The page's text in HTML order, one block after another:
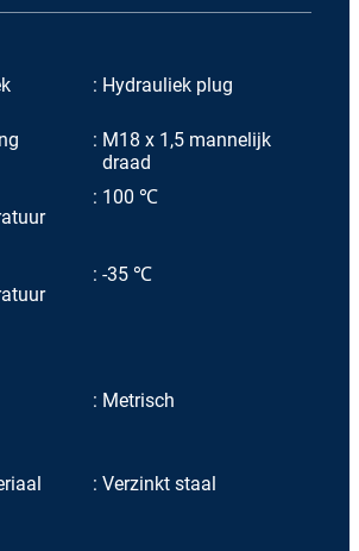
Hydrauliek plug
M18 x 1,5 mannelijk
draad
100 ℃
-35 ℃
Metrisch
Verzinkt staal